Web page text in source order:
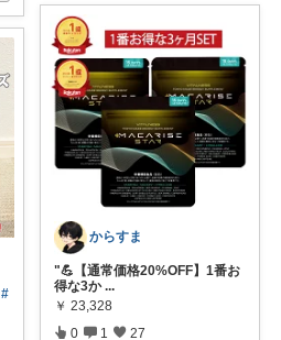
#
からすま
"💪【通常価格20%OFF】1番お
得な3か ...
￥ 23,328
0 1 27